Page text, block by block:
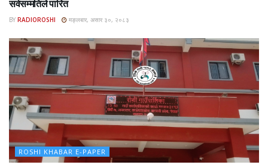
सर्वसम्मतिले पारित
BY RADIOROSHI मङ्लबार, असार ३०, २०८३
ROSHI KHABAR E-PAPER